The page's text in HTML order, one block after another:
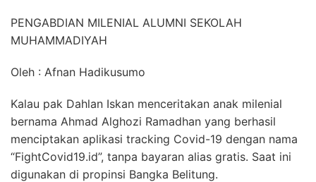
PENGABDIAN MILENIAL ALUMNI SEKOLAH
MUHAMMADIYAH
Oleh : Afnan Hadikusumo
Kalau pak Dahlan Iskan menceritakan anak milenial
bernama Ahmad Alghozi Ramadhan yang berhasil
menciptakan aplikasi tracking Covid-19 dengan nama
“FightCovid19.id”, tanpa bayaran alias gratis. Saat ini
digunakan di propinsi Bangka Belitung.